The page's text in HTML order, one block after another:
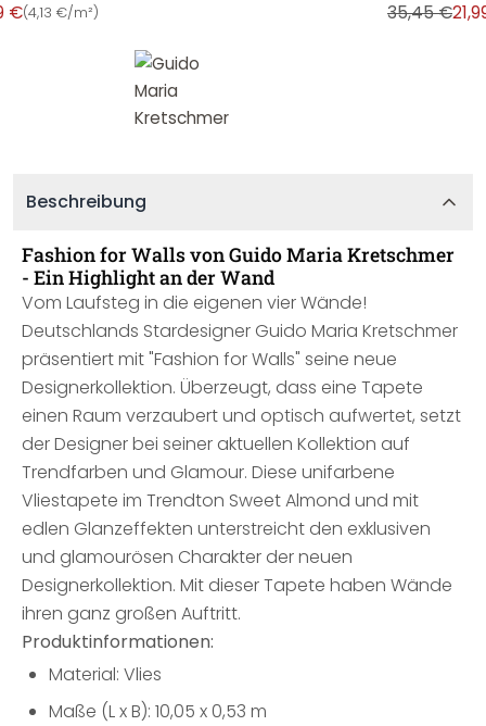
€(4,13 €/m²)
35,45 €
Beschreibung
Fashion for Walls von Guido Maria Kretschmer
- Ein Highlight an der Wand
Vom Laufsteg in die eigenen vier Wände!
Deutschlands Stardesigner Guido Maria Kretschmer
präsentiert mit "Fashion for Walls" seine neue
Designerkollektion. Überzeugt, dass eine Tapete
einen Raum verzaubert und optisch aufwertet, setzt
der Designer bei seiner aktuellen Kollektion auf
Trendfarben und Glamour. Diese unifarbene
Vliestapete im Trendton Sweet Almond und mit
edlen Glanzeffekten unterstreicht den exklusiven
und glamourösen Charakter der neuen
Designerkollektion. Mit dieser Tapete haben Wände
ihren ganz großen Auftritt.
Produktinformationen:
Material: Vlies
Maße (L x B): 10,05 x 0,53 m